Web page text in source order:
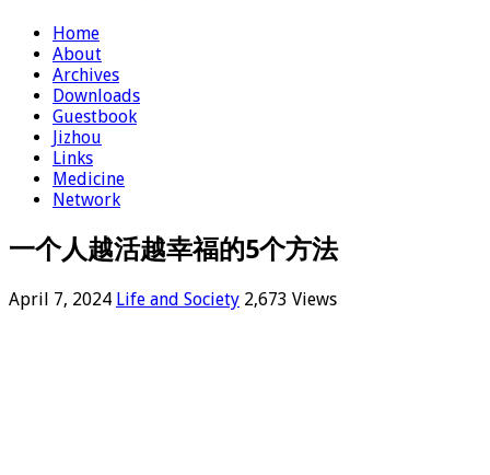
Home
About
Archives
Downloads
Guestbook
Jizhou
Links
Medicine
Network
一个人越活越幸福的5个方法
April 7, 2024 Life and Society 2,673 Views